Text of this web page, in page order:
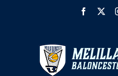
Facebook